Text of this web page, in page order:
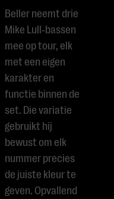
Beller neemt drie
Mike Lull‑bassen
mee op tour, elk
met een eigen
karakter en
functie binnen de
set. Die variatie
gebruikt hij
bewust om elk
nummer precies
de juiste kleur te
geven. Opvallend